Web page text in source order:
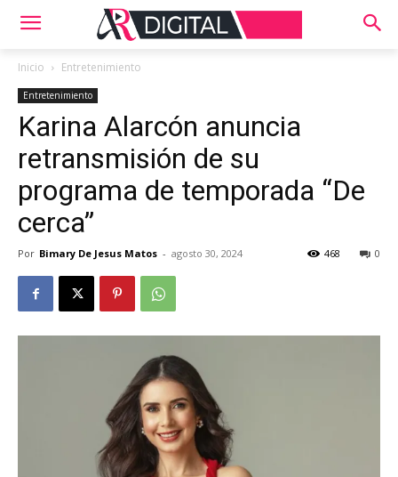
Inicio Entretenimiento
Entretenimiento
Karina Alarcón anuncia
retransmisión de su
programa de temporada “De
cerca”
Por Bimary De Jesus Matos - agosto 30, 2024 0
468